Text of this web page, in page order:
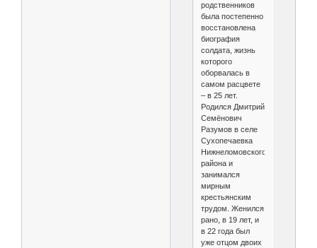
родственников
была постепенно
восстановлена
биография
солдата, жизнь
которого
оборвалась в
самом расцвете
– в 25 лет.
Родился Дмитрий
Семёнович
Разумов в селе
Сухопечаевка
Нижнеломовского
района и
занимался
мирным
крестьянским
трудом. Женился
рано, в 19 лет, и
в 22 года был
уже отцом двоих